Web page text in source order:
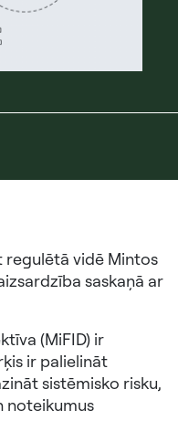
regulētā vidē Mintos
saskaņā ar
(MiFID) ir
ir palielināt
sistēmisko risku,
noteikumus